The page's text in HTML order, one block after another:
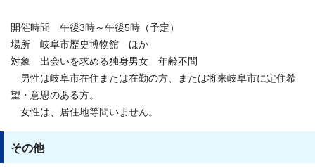
開催時間 午後3時～午後5時（予定）
場所 岐阜市歴史博物館 ほか
対象 出会いを求める独身男女 年齢不問
男性は岐阜市在住または在勤の方、または将来岐阜市に定住希
望・意思のある方。
女性は、居住地等問いません。
その他